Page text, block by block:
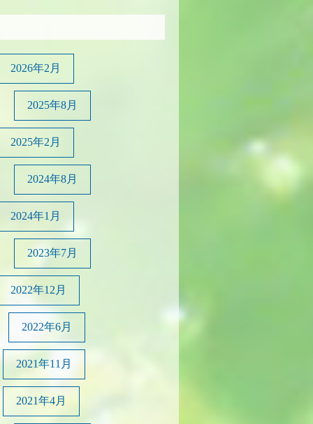
2026年2月
2025年8月
2025年2月
2024年8月
2024年1月
2023年7月
2022年12月
2022年6月
2021年11月
2021年4月